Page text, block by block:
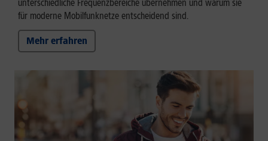
unterschiedliche Frequenzbereiche übernehmen und warum sie
für moderne Mobilfunknetze entscheidend sind.
Mehr erfahren